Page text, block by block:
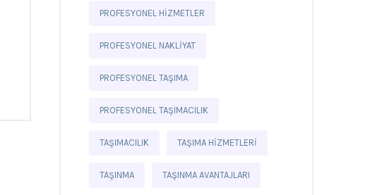
PROFESYONEL HIZMETLER
PROFESYONEL NAKLIYAT
PROFESYONEL TAŞIMA
PROFESYONEL TAŞIMACILIK
TAŞIMACILIK TAŞIMA HIZMETLERI
TAŞINMA TAŞINMA AVANTAJLARI